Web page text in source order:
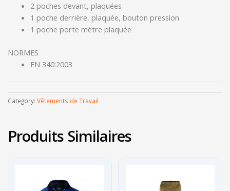
2 poches devant, plaquées
1 poche derrière, plaquée, bouton pression
1 poche porte mètre plaquée
NORMES
EN 340:2003
Category: Vêtements de Travail
Produits Similaires